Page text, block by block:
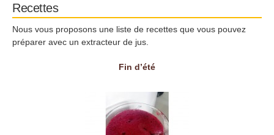
Recettes
Nous vous proposons une liste de recettes que vous pouvez
préparer avec un extracteur de jus.
Fin d’été